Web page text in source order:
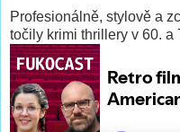
Profesionálně, stylově a
točily krimi thrillery v 60. a